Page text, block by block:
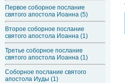
Первое соборное послание
святого апостола Иоанна (5)
Второе соборное послание
святого апостола Иоанна (1)
Третье соборное послание
святого апостола Иоанна (1)
Соборное послание святого
апостола Иуды (1)